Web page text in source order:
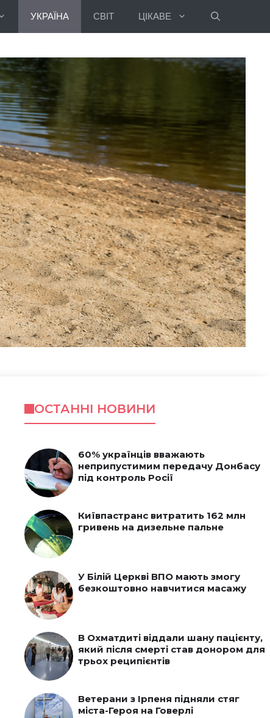
УКРАЇНА СВІТ ЦІКАВЕ
ОСТАННІ НОВИНИ
60% українців вважають
неприпустимим передачу Донбасу
під контроль Росії
Київпастранс витратить 162 млн
гривень на дизельне пальне
У Білій Церкві ВПО мають змогу
безкоштовно навчитися масажу
В Охматдиті віддали шану пацієнту,
який після смерті став донором для
трьох реципієнтів
Ветерани з Ірпеня підняли стяг
міста-Героя на Говерлі